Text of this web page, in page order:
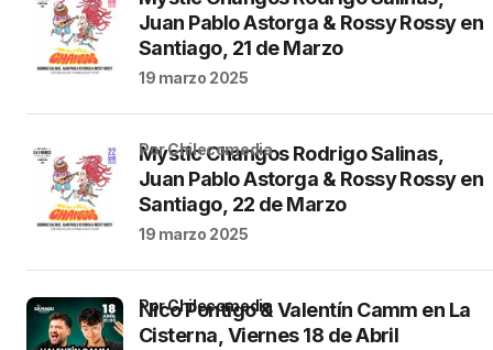
Juan Pablo Astorga & Rossy Rossy en
Santiago, 21 de Marzo
19 marzo 2025
Mystic Changos Rodrigo Salinas,
Juan Pablo Astorga & Rossy Rossy en
Santiago, 22 de Marzo
por Chilecomedia
19 marzo 2025
Nico Pontigo & Valentín Camm en La
Cisterna, Viernes 18 de Abril
por Chilecomedia